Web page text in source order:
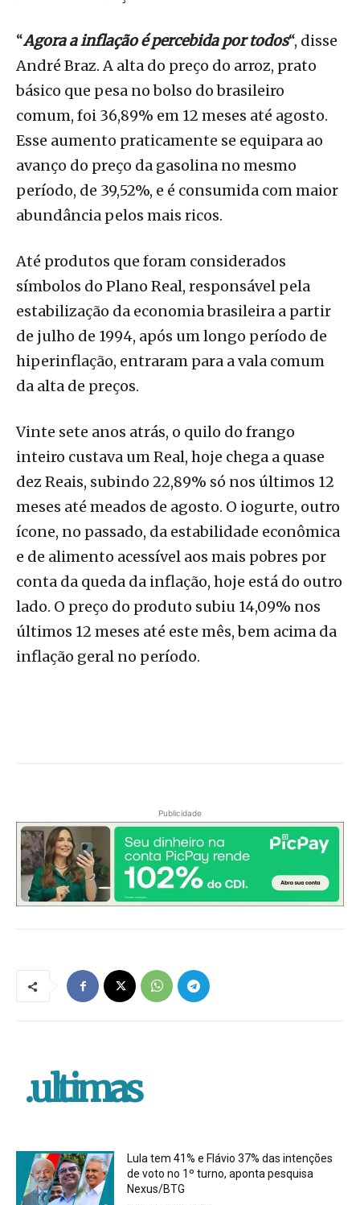
“Agora a inflação é percebida por todos“, disse
André Braz. A alta do preço do arroz, prato
básico que pesa no bolso do brasileiro
comum, foi 36,89% em 12 meses até agosto.
Esse aumento praticamente se equipara ao
avanço do preço da gasolina no mesmo
período, de 39,52%, e é consumida com maior
abundância pelos mais ricos.
Até produtos que foram considerados
símbolos do Plano Real, responsável pela
estabilização da economia brasileira a partir
de julho de 1994, após um longo período de
hiperinflação, entraram para a vala comum
da alta de preços.
Vinte sete anos atrás, o quilo do frango
inteiro custava um Real, hoje chega a quase
dez Reais, subindo 22,89% só nos últimos 12
meses até meados de agosto. O iogurte, outro
ícone, no passado, da estabilidade econômica
e de alimento acessível aos mais pobres por
conta da queda da inflação, hoje está do outro
lado. O preço do produto subiu 14,09% nos
últimos 12 meses até este mês, bem acima da
inflação geral no período.
Publicidade
.ultimas
Lula tem 41% e Flávio 37% das intenções
de voto no 1º turno, aponta pesquisa
Nexus/BTG